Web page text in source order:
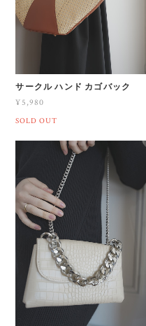
サークル ハンド カゴバック
¥5,980
SOLD OUT